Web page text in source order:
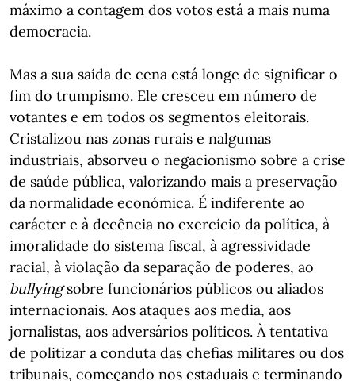
máximo a contagem dos votos está a mais numa
democracia.
Mas a sua saída de cena está longe de significar o
fim do trumpismo. Ele cresceu em número de
votantes e em todos os segmentos eleitorais.
Cristalizou nas zonas rurais e nalgumas
industriais, absorveu o negacionismo sobre a crise
de saúde pública, valorizando mais a preservação
da normalidade económica. É indiferente ao
carácter e à decência no exercício da política, à
imoralidade do sistema fiscal, à agressividade
racial, à violação da separação de poderes, ao
bullyingsobre funcionários públicos ou aliados
internacionais. Aos ataques aos media, aos
jornalistas, aos adversários políticos. À tentativa
de politizar a conduta das chefias militares ou dos
tribunais, começando nos estaduais e terminando